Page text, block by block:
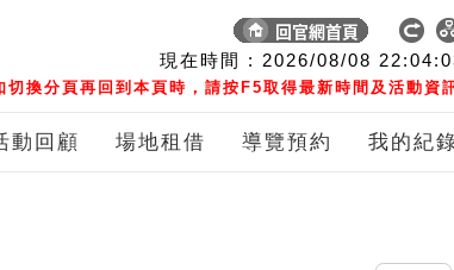
現在時間 : 2026/08/08
切換分頁再回到本頁時，請按F5取得最新時間及活動資
動回顧 場地租借 導覽預約 我的紀